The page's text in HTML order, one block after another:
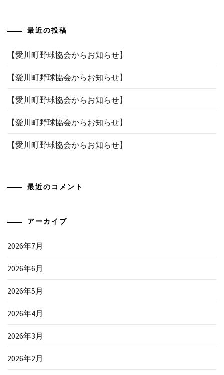
最近の投稿
【愛川町野球協会からお知らせ】
【愛川町野球協会からお知らせ】
【愛川町野球協会からお知らせ】
【愛川町野球協会からお知らせ】
【愛川町野球協会からお知らせ】
最近のコメント
アーカイブ
2026年7月
2026年6月
2026年5月
2026年4月
2026年3月
2026年2月